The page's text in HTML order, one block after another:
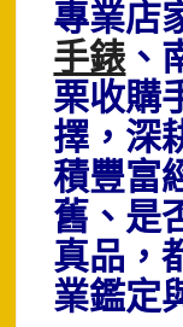
專業店
手錶、
栗收購
擇，深
積豐富
舊、是
真品，
業鑑定